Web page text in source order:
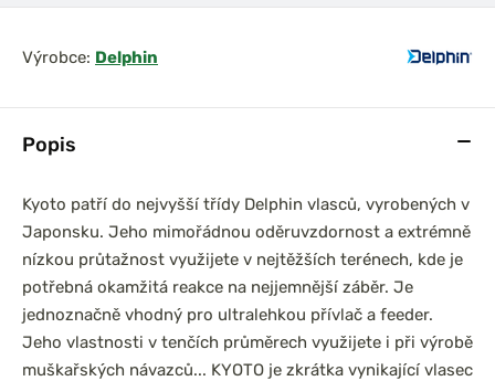
Popis
Kyoto patří do nejvyšší třídy Delphin vlasců, vyrobených v
Japonsku. Jeho mimořádnou oděruvzdornost a extrémně
nízkou průtažnost využijete v nejtěžších terénech, kde je
potřebná okamžitá reakce na nejjemnější záběr. Je
jednoznačně vhodný pro ultralehkou přívlač a feeder.
Jeho vlastnosti v tenčích průměrech využijete i při výrobě
muškařských návazců... KYOTO je zkrátka vynikající vlasec
Výrobce: Delphin